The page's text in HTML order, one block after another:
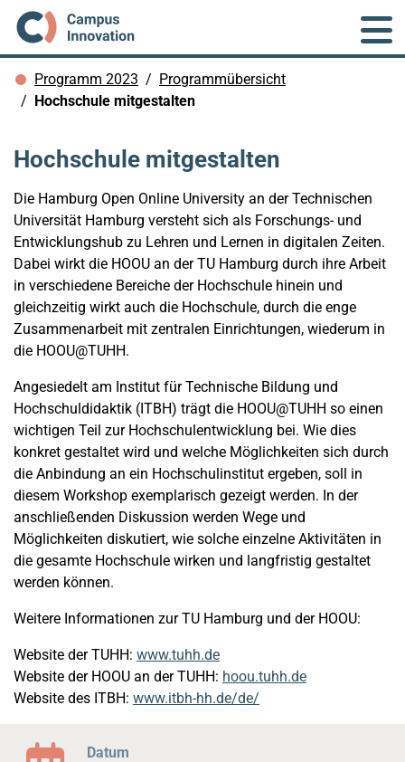
Skip to main content
Programm 2023
Programmübersicht
Hochschule mitgestalten
Hochschule mitgestalten
Die Hamburg Open Online University an der Technischen
Universität Hamburg versteht sich als Forschungs- und
Entwicklungshub zu Lehren und Lernen in digitalen Zeiten.
Dabei wirkt die HOOU an der TU Hamburg durch ihre Arbeit
in verschiedene Bereiche der Hochschule hinein und
gleichzeitig wirkt auch die Hochschule, durch die enge
Zusammenarbeit mit zentralen Einrichtungen, wiederum in
die HOOU@TUHH.
Angesiedelt am Institut für Technische Bildung und
Hochschuldidaktik (ITBH) trägt die HOOU@TUHH so einen
wichtigen Teil zur Hochschulentwicklung bei. Wie dies
konkret gestaltet wird und welche Möglichkeiten sich durch
die Anbindung an ein Hochschulinstitut ergeben, soll in
diesem Workshop exemplarisch gezeigt werden. In der
anschließenden Diskussion werden Wege und
Möglichkeiten diskutiert, wie solche einzelne Aktivitäten in
die gesamte Hochschule wirken und langfristig gestaltet
werden können.
Weitere Informationen zur TU Hamburg und der HOOU:
Website der TUHH: www.tuhh.de
Website der HOOU an der TUHH: hoou.tuhh.de
Website des ITBH: www.itbh-hh.de/de/
Datum